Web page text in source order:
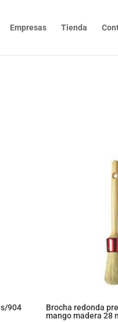
Empresas Tienda
904
Brocha redonda
mango madera 28